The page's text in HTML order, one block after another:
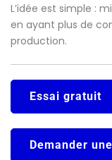
L’idée est simple :
en ayant plus de
production.
Essai gratuit
Demander